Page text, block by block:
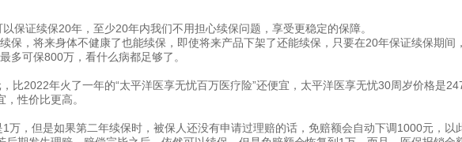
保证续保20年，至少20年内我们不用担心续保问题，享受更稳定的保障。
保，将来身体不健康了也能续保，即使将来产品下架了还能续保，只要在20年保证续保期间
多可保800万，看什么病都足够了。
比2022年火了一年的“太平洋医享无忧百万医疗险”还便宜，太平洋医享无忧30周岁价格是
性价比更高。
万，但是如果第二年续保时，被保人还没有申请过理赔的话，免赔额会自动下调1000元，以